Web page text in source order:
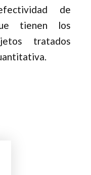
de
tienen los
tratados